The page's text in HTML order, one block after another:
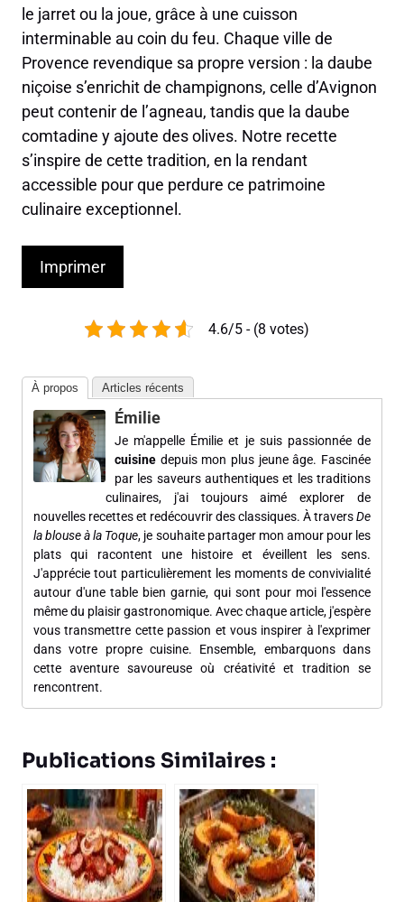
le jarret ou la joue, grâce à une cuisson
interminable au coin du feu. Chaque ville de
Provence revendique sa propre version : la daube
niçoise s’enrichit de champignons, celle d’Avignon
peut contenir de l’agneau, tandis que la daube
comtadine y ajoute des olives. Notre recette
s’inspire de cette tradition, en la rendant
accessible pour que perdure ce patrimoine
culinaire exceptionnel.
Imprimer
4.6/5 - (8 votes)
À propos Articles récents
Émilie
Je m'appelle Émilie et je suis passionnée de
cuisine depuis mon plus jeune âge. Fascinée
par les saveurs authentiques et les traditions
culinaires, j'ai toujours aimé explorer de
nouvelles recettes et redécouvrir des classiques. À traversDe
la blouse à la Toque, je souhaite partager mon amour pour les
plats qui racontent une histoire et éveillent les sens.
J'apprécie tout particulièrement les moments de convivialité
autour d'une table bien garnie, qui sont pour moi l'essence
même du plaisir gastronomique. Avec chaque article, j'espère
vous transmettre cette passion et vous inspirer à l'exprimer
dans votre propre cuisine. Ensemble, embarquons dans
cette aventure savoureuse où créativité et tradition se
rencontrent.
Publications Similaires :